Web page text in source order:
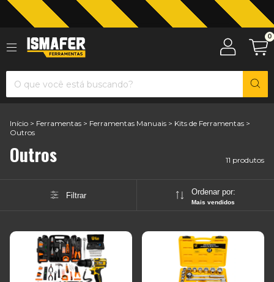
Jardinagem com The Black Tools
0
Início > Ferramentas > Ferramentas Manuais > Kits de Ferramentas >
Outros
Outros 11 produtos
Filtrar Ordenar por:
Mais vendidos